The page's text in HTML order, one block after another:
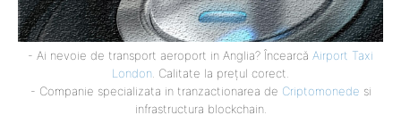
- Ai nevoie de transport aeroport in Anglia? Încearcă Airport Taxi
London . Calitate la prețul corect.
- Companie specializata in tranzactionarea de Criptomonede si
infrastructura blockchain.